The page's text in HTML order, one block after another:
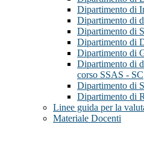
Dipartimento di
Dipartimento di
Dipartimento di
Dipartimento di
Dipartimento di
Dipartimento di
corso SSAS - SC
Dipartimento di
Dipartimento di
Linee guida per la
Materiale Docenti